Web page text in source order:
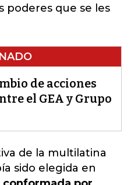
poderes que se les
de acciones
el GEA y Grupo
de la multilatina
sido elegida en